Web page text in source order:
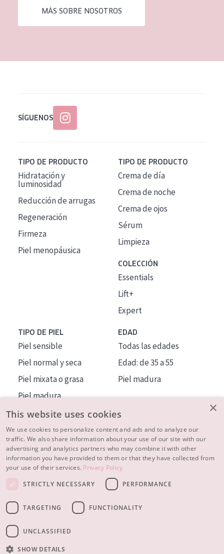
MÁS SOBRE NOSOTROS
SÍGUENOS
TIPO DE PRODUCTO
Hidratación y
luminosidad
Reducción de arrugas
Regeneración
Firmeza
Piel menopáusica
TIPO DE PRODUCTO
Crema de día
Crema de noche
Crema de ojos
Sérum
Limpieza
COLECCIÓN
Essentials
Lift+
Expert
TIPO DE PIEL
Piel sensible
Piel normal y seca
Piel mixata o grasa
Piel madura
Piel expuesta al sol
Piel menopáusica
EDAD
Todas las edades
Edad: de 35 a 55
Piel madura
MÁS SOBRE NOSOTROS
INSPIRACIÓN
CONTACTO
© 2023 - 2026 Diadermine
×
This website uses cookies
We use cookies to personalize content and ads and to analyze our
traffic. We also share information about your use of our site with our
advertising and analytics partners who may combine it with other
information you have provided to them or that they have collected from
your use of their services. Privacy Policy
STRICTLY NECESSARY
PERFORMANCE
TARGETING FUNCTIONALITY
UNCLASSIFIED
SHOW DETAILS